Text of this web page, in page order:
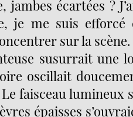
jambes écartées ?
je me suis efforcé
sur la scène.
susurrait une
oscillait
faisceau lumineux
épaisses